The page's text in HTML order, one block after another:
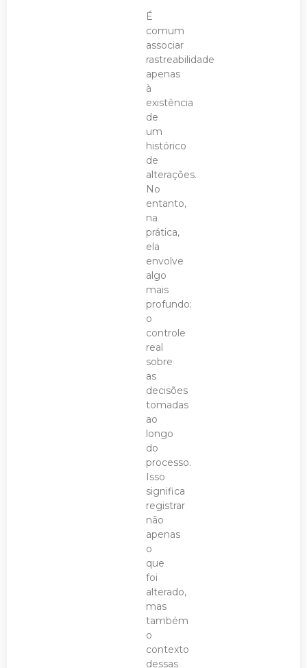
É
comum
associar
rastreabilidade
apenas
à
existência
de
um
histórico
de
alterações.
No
entanto,
na
prática,
ela
envolve
algo
mais
profundo:
o
controle
real
sobre
as
decisões
tomadas
ao
longo
do
processo.
Isso
significa
registrar
não
apenas
o
que
foi
alterado,
mas
também
o
contexto
dessas